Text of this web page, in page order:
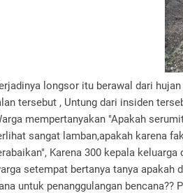
longsor itu berawal dari
tersebut , Untung dari insiden
mempertanyakan "Apakah
sangat lamban,apakah karena
Karena 300 kepala
setempat bertanya tanya apakah
untuk penanggulangan